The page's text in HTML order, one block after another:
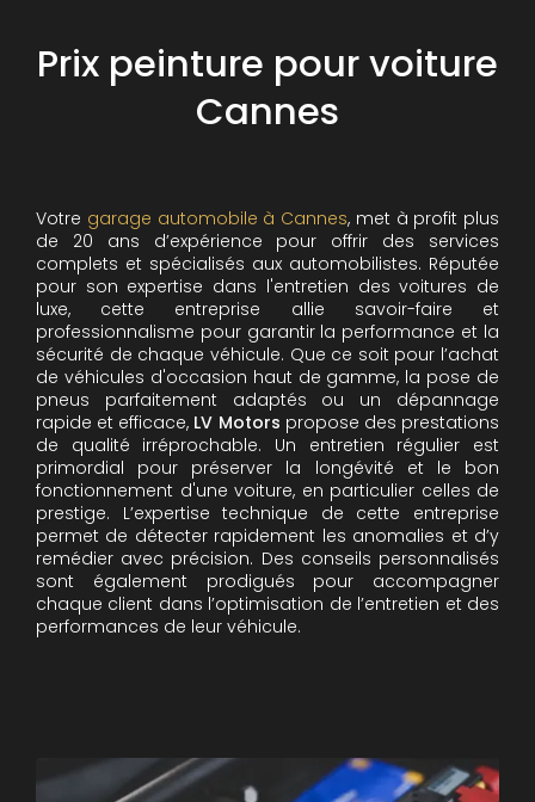
Prix peinture pour voiture
Cannes
Votre garage automobile à Cannes, met à profit plus
de 20 ans d’expérience pour offrir des services
complets et spécialisés aux automobilistes. Réputée
pour son expertise dans l'entretien des voitures de
luxe, cette entreprise allie savoir-faire et
professionnalisme pour garantir la performance et la
sécurité de chaque véhicule. Que ce soit pour l’achat
de véhicules d'occasion haut de gamme, la pose de
pneus parfaitement adaptés ou un dépannage
rapide et efficace, LV Motors propose des prestations
de qualité irréprochable. Un entretien régulier est
primordial pour préserver la longévité et le bon
fonctionnement d'une voiture, en particulier celles de
prestige. L’expertise technique de cette entreprise
permet de détecter rapidement les anomalies et d’y
remédier avec précision. Des conseils personnalisés
sont également prodigués pour accompagner
chaque client dans l’optimisation de l’entretien et des
performances de leur véhicule.